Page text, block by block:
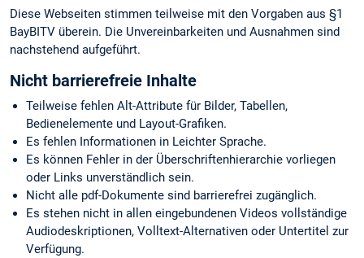
Diese Webseiten stimmen teilweise mit den Vorgaben aus §1
BayBITV überein. Die Unvereinbarkeiten und Ausnahmen sind
nachstehend aufgeführt.
Nicht barrierefreie Inhalte
Teilweise fehlen Alt-Attribute für Bilder, Tabellen,
Bedienelemente und Layout-Grafiken.
Es fehlen Informationen in Leichter Sprache.
Es können Fehler in der Überschriftenhierarchie vorliegen
oder Links unverständlich sein.
Nicht alle pdf-Dokumente sind barrierefrei zugänglich.
Es stehen nicht in allen eingebundenen Videos vollständige
Audiodeskriptionen, Volltext-Alternativen oder Untertitel zur
Verfügung.